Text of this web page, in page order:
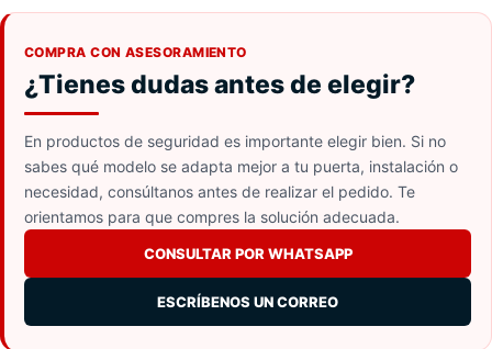
COMPRA CON ASESORAMIENTO
¿Tienes dudas antes de elegir?
En productos de seguridad es importante elegir bien. Si no
sabes qué modelo se adapta mejor a tu puerta, instalación o
necesidad, consúltanos antes de realizar el pedido. Te
orientamos para que compres la solución adecuada.
CONSULTAR POR WHATSAPP
ESCRÍBENOS UN CORREO